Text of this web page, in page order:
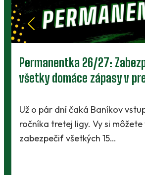
Prievidza postúpila do
V Kanianke rozhodol z
Baníci vstúpili do ostrej
Slovnaft Cupu, keď